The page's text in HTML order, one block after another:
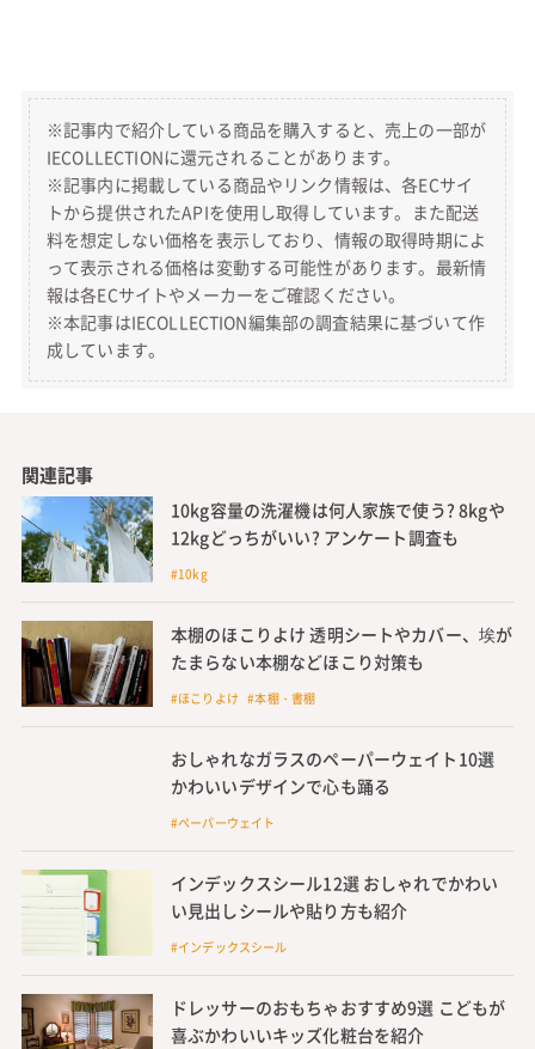
※記事内で紹介している商品を購入すると、売上の一部が
IECOLLECTIONに還元されることがあります。
※記事内に掲載している商品やリンク情報は、各ECサイ
トから提供されたAPIを使用し取得しています。また配送
料を想定しない価格を表示しており、情報の取得時期によ
って表示される価格は変動する可能性があります。最新情
報は各ECサイトやメーカーをご確認ください。
※本記事はIECOLLECTION編集部の調査結果に基づいて作
成しています。
関連記事
10kg容量の洗濯機は何人家族で使う? 8kgや
12kgどっちがいい? アンケート調査も
#10kg
本棚のほこりよけ 透明シートやカバー、埃が
たまらない本棚などほこり対策も
#ほこりよけ #本棚・書棚
おしゃれなガラスのペーパーウェイト10選
かわいいデザインで心も踊る
#ペーパーウェイト
インデックスシール12選 おしゃれでかわい
い見出しシールや貼り方も紹介
#インデックスシール
ドレッサーのおもちゃおすすめ9選 こどもが
喜ぶかわいいキッズ化粧台を紹介